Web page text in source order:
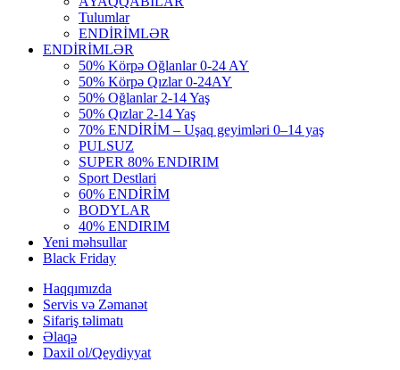
Tulumlar
ENDİRİMLƏR
ENDİRİMLƏR
50% Körpə Oğlanlar 0-24 AY
50% Körpə Qızlar 0-24AY
50% Oğlanlar 2-14 Yaş
50% Qızlar 2-14 Yaş
70% ENDİRİM – Uşaq geyimləri 0–14 yaş
PULSUZ
SUPER 80% ENDIRIM
Sport Destlari
60% ENDİRİM
BODYLAR
40% ENDIRIM
Yeni məhsullar
Black Friday
Haqqımızda
Servis və Zəmanət
Sifariş təlimatı
Əlaqə
Daxil ol/Qeydiyyat